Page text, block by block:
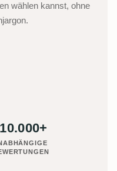
wählen kannst, ohne